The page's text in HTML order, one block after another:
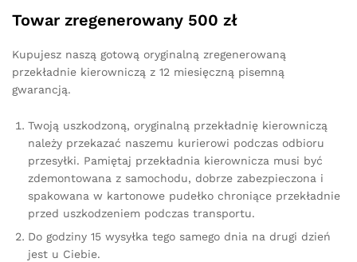
Towar zregenerowany 500 zł
Kupujesz naszą gotową oryginalną zregenerowaną
przekładnie kierowniczą z 12 miesięczną pisemną
gwarancją.
Twoją uszkodzoną, oryginalną przekładnię kierowniczą
należy przekazać naszemu kurierowi podczas odbioru
przesyłki. Pamiętaj przekładnia kierownicza musi być
zdemontowana z samochodu, dobrze zabezpieczona i
spakowana w kartonowe pudełko chroniące przekładnie
przed uszkodzeniem podczas transportu.
Do godziny 15 wysyłka tego samego dnia na drugi dzień
jest u Ciebie.